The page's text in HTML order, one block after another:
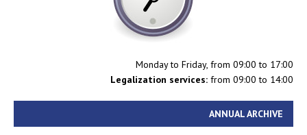
Monday to Friday, from 09:00 to 17:00
Legalization services: from 09:00 to 14:00
ANNUAL ARCHIVE